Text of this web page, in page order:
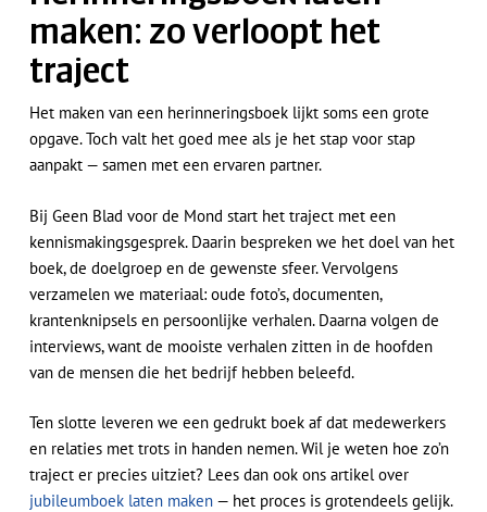
maken: zo verloopt het
traject
Het maken van een herinneringsboek lijkt soms een grote
opgave. Toch valt het goed mee als je het stap voor stap
aanpakt — samen met een ervaren partner.
Bij Geen Blad voor de Mond start het traject met een
kennismakingsgesprek. Daarin bespreken we het doel van het
boek, de doelgroep en de gewenste sfeer. Vervolgens
verzamelen we materiaal: oude foto’s, documenten,
krantenknipsels en persoonlijke verhalen. Daarna volgen de
interviews, want de mooiste verhalen zitten in de hoofden
van de mensen die het bedrijf hebben beleefd.
Ten slotte leveren we een gedrukt boek af dat medewerkers
en relaties met trots in handen nemen. Wil je weten hoe zo’n
traject er precies uitziet? Lees dan ook ons artikel over
jubileumboek laten maken— het proces is grotendeels gelijk.